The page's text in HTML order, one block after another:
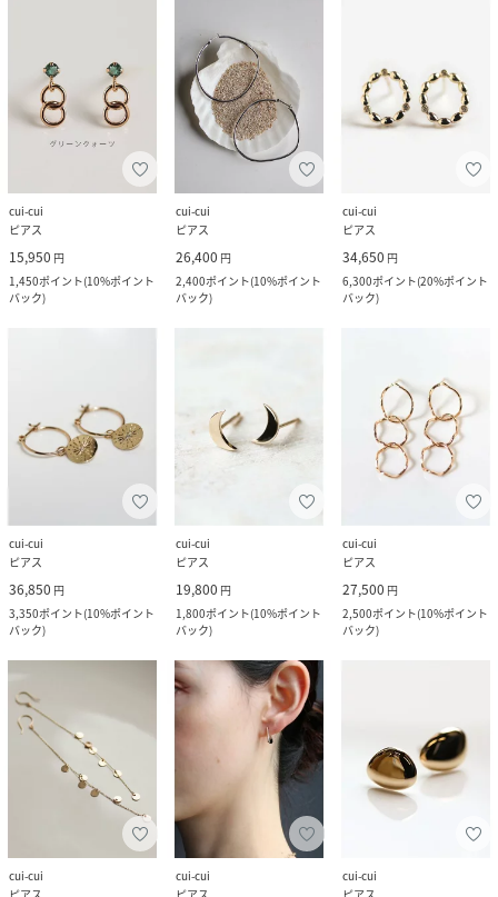
cui-cui
ピアス
15,950 円
1,450ポイント(10%ポイント
バック)
cui-cui
ピアス
26,400 円
2,400ポイント(10%ポイント
バック)
cui-cui
ピアス
34,650 円
6,300ポイント(20%ポイント
バック)
cui-cui
ピアス
36,850 円
3,350ポイント(10%ポイント
バック)
cui-cui
ピアス
19,800 円
1,800ポイント(10%ポイント
バック)
cui-cui
ピアス
27,500 円
2,500ポイント(10%ポイント
バック)
cui-cui
cui-cui
cui-cui